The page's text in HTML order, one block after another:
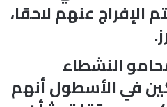
الإفراج عنهم لاحقا،
النشطاء
في الأسطول أنهم